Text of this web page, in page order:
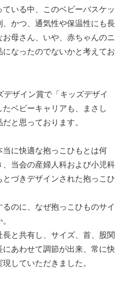
いる中、このベビーバスケッ
、かつ、通気性や保温性にも長
母さん、いや、赤ちゃんのニ
なったのでないかと考えてお
デザイン賞で「キッズデザイ
ベビーキャリアも、まさし
と思っております。
に快適な抱っこひもとは何
当会の産婦人科および小児科
とづきデザインされた抱っこひ
のに、なぜ抱っこひものサイ
と共有し、サイズ、首、股関
あわせて調節が出来、常に快
していただきました。